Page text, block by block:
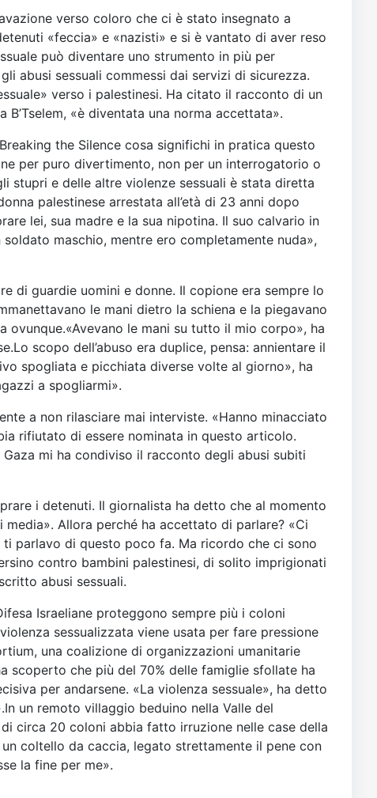
verso coloro che ci è stato insegnato a
«feccia» e «nazisti» e si è vantato di aver reso
può diventare uno strumento in più per
abusi sessuali commessi dai servizi di sicurezza.
verso i palestinesi. Ha citato il racconto di un
«è diventata una norma accettata».
the Silence cosa significhi in pratica questo
per puro divertimento, non per un interrogatorio o
stupri e delle altre violenze sessuali è stata diretta
palestinese arrestata all’età di 23 anni dopo
lei, sua madre e la sua nipotina. Il suo calvario in
maschio, mentre ero completamente nuda»,
di guardie uomini e donne. Il copione era sempre lo
le mani dietro la schiena e la piegavano
le mani su tutto il mio corpo», ha
scopo dell’abuso era duplice, pensa: annientare il
spogliata e picchiata diverse volte al giorno», ha
a spogliarmi».
a non rilasciare mai interviste. «Hanno minacciato
rifiutato di essere nominata in questo articolo.
mi ha condiviso il racconto degli abusi subiti
i detenuti. Il giornalista ha detto che al momento
Allora perché ha accettato di parlare? «Ci
parlavo di questo poco fa. Ma ricordo che ci sono
contro bambini palestinesi, di solito imprigionati
abusi sessuali.
Israeliane proteggono sempre più i coloni
sessualizzata viene usata per fare pressione
una coalizione di organizzazioni umanitarie
scoperto che più del 70% delle famiglie sfollate ha
per andarsene. «La violenza sessuale», ha detto
un remoto villaggio beduino nella Valle del
circa 20 coloni abbia fatto irruzione nelle case della
coltello da caccia, legato strettamente il pene con
la fine per me».